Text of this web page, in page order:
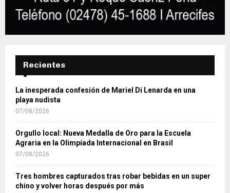
Recientes
La inesperada confesión de Mariel Di Lenarda en una
playa nudista
07/08/2026
Orgullo local: Nueva Medalla de Oro para la Escuela
Agraria en la Olimpíada Internacional en Brasil
07/08/2026
Tres hombres capturados tras robar bebidas en un super
chino y volver horas después por más